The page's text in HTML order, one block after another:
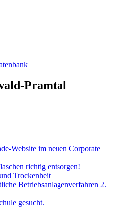
Pramtal
Website im neuen Corporate
richtig entsorgen!
Trockenheit
Betriebsanlagenverfahren 2.
gesucht.